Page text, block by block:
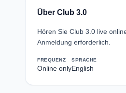
Über Club 3.0
Hören Sie Club 3.0 live
Anmeldung erforderlich.
FREQUENZ
Online only
SPRACHE
English